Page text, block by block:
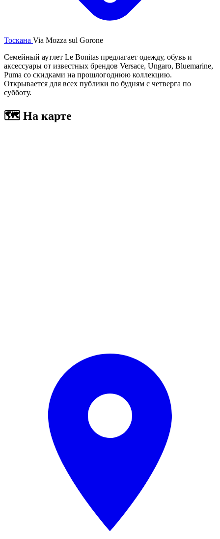
Тоскана Via Mozza sul Gorone
Семейный аутлет Le Bonitas предлагает одежду, обувь и
аксессуары от известных брендов Versace, Ungaro, Bluemarine,
Puma со скидками на прошлогоднюю коллекцию.
Открывается для всех публики по будням с четверга по
субботу.
🗺 На карте